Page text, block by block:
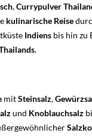
,Currypulver
kulinarische Reise
Indiens bis hin zu
.
mitSteinsalz,
und Knoblauchsalz